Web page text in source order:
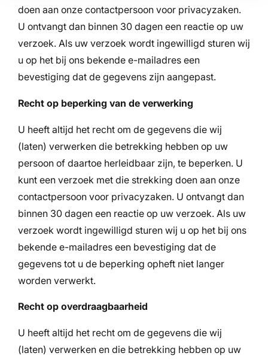
doen aan onze contactpersoon voor privacyzaken.
U ontvangt dan binnen 30 dagen een reactie op uw
verzoek. Als uw verzoek wordt ingewilligd sturen wij
u op het bij ons bekende e-mailadres een
bevestiging dat de gegevens zijn aangepast.
Recht op beperking van de verwerking
U heeft altijd het recht om de gegevens die wij
(laten) verwerken die betrekking hebben op uw
persoon of daartoe herleidbaar zijn, te beperken. U
kunt een verzoek met die strekking doen aan onze
contactpersoon voor privacyzaken. U ontvangt dan
binnen 30 dagen een reactie op uw verzoek. Als uw
verzoek wordt ingewilligd sturen wij u op het bij ons
bekende e-mailadres een bevestiging dat de
gegevens tot u de beperking opheft niet langer
worden verwerkt.
Recht op overdraagbaarheid
U heeft altijd het recht om de gegevens die wij
(laten) verwerken en die betrekking hebben op uw